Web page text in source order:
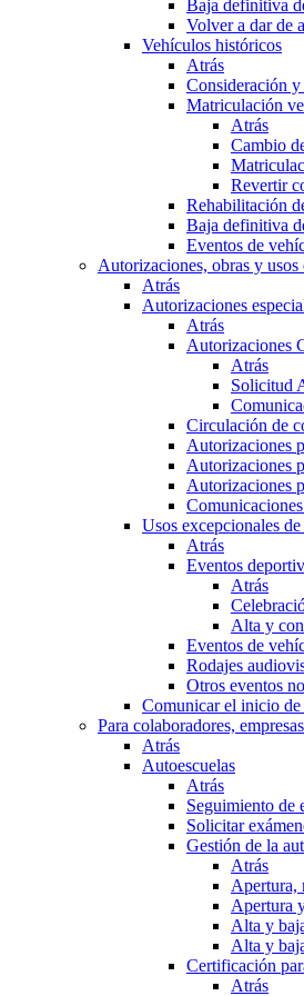
Baja definitiva
Volver a dar de
Vehículos históricos
Atrás
Consideración
Matriculación
Atrás
Cambio
Revertir
Rehabilitación
Baja definitiva
Eventos de
Autorizaciones, obras y
Atrás
Autorizaciones
Atrás
Autorizaciones
Atrás
Solicitud
Circulación de
Autorizaciones
Autorizaciones
Autorizaciones
Usos excepcionales
Atrás
Eventos
Atrás
Alta y
Eventos de
Rodajes
Otros eventos
Comunicar el inicio de
Para colaboradores,
Atrás
Autoescuelas
Atrás
Seguimiento de
Solicitar
Gestión de la
Atrás
Apertura,
Apertura
Alta y
Alta y
Certificación
Atrás